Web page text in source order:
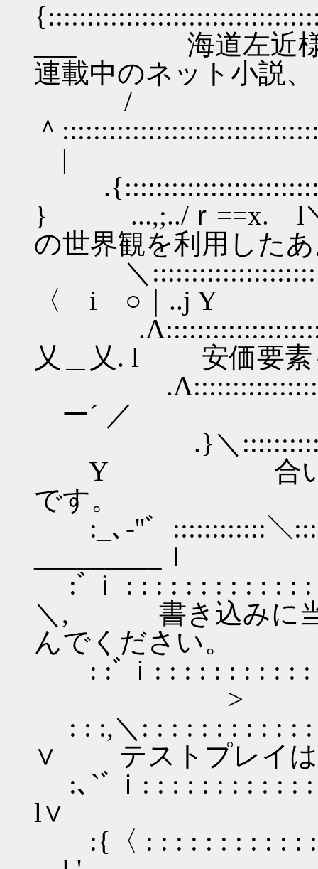
___ 海道左近様
連載中のネット小説、
/
＾
￣|
} ...,;../ｒ==x. l＼
の世界観を利用した
＼
〈 i ○｜..j Y
乂＿乂. l 安価要素
ー´ ／
.}＼
Y 合いの手や
です。
:_､-''゛::::::::::::＼
_________ｌ
:ﾞｉ : : : : : : : : :
＼, 書き込みに当
んでください。
: :ﾞｉ: : : : : : : : : : :
>
: : :,＼: : : : : :
∨ テストプレイは
:､`ﾞｉ: : : : :
l∨
:{〈 : : : : : : :